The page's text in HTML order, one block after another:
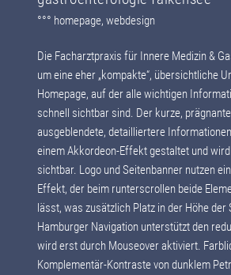
°°° homepage, webdesign
Die Facharztpraxis für Innere Medizin &
um eine eher „kompakte“, übersichtliche
Homepage, auf der alle wichtigen
schnell sichtbar sind. Der kurze,
ausgeblendete, detailliertere
einem Akkordeon-Effekt gestaltet und
sichtbar. Logo und Seitenbanner nutzen
Effekt, der beim runterscrollen beide
lässt, was zusätzlich Platz in der Höhe
Hamburger Navigation unterstützt den
wird erst durch Mouseover aktiviert.
Komplementär-Kontraste von dunklem